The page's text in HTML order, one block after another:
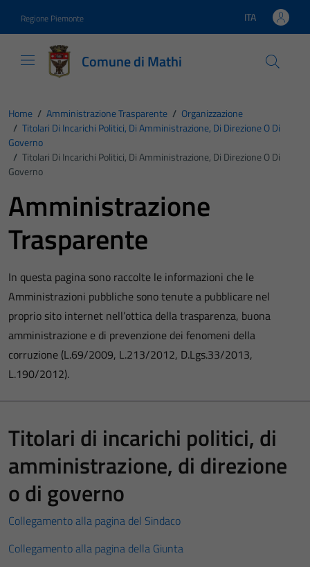
Regione Piemonte Lingua attiva:
ITA
Comune di Mathi
Home / Amministrazione Trasparente / Organizzazione
/ Titolari Di Incarichi Politici, Di Amministrazione, Di Direzione O Di
Governo
/ Titolari Di Incarichi Politici, Di Amministrazione, Di Direzione O Di
Governo
Amministrazione
Trasparente
In questa pagina sono raccolte le informazioni che le
Amministrazioni pubbliche sono tenute a pubblicare nel
proprio sito internet nell’ottica della trasparenza, buona
amministrazione e di prevenzione dei fenomeni della
corruzione (L.69/2009, L.213/2012, D.Lgs.33/2013,
L.190/2012).
Titolari di incarichi politici, di
amministrazione, di direzione
o di governo
Collegamento alla pagina del Sindaco
Collegamento alla pagina della Giunta